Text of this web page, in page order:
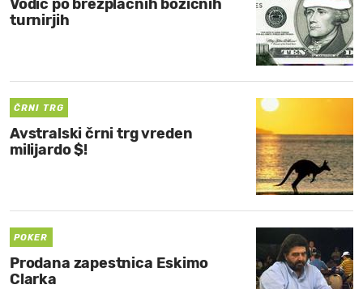
Vodič po brezplačnih božičnih
turnirjih
ČRNI TRG
Avstralski črni trg vreden
milijardo $!
POKER
Prodana zapestnica Eskimo
Clarka